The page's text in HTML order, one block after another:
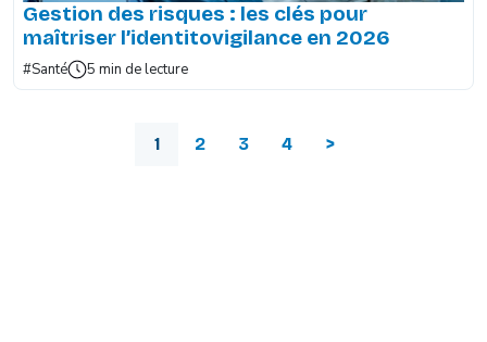
Gestion des risques : les clés pour
maîtriser l’identitovigilance en 2026
#Santé 5 min de lecture
1 2 3 4 >